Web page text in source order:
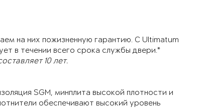
на них пожизненную гарантию. С Ultimatum
в течении всего срока службы двери.*
10 лет.
SGM, минплита высокой плотности и
обеспечивают высокий уровень